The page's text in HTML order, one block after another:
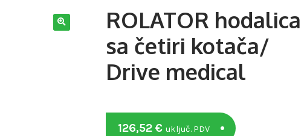
ROLATOR hodalica
sa četiri kotača/
Drive medical
126,52 € uključ. PDV